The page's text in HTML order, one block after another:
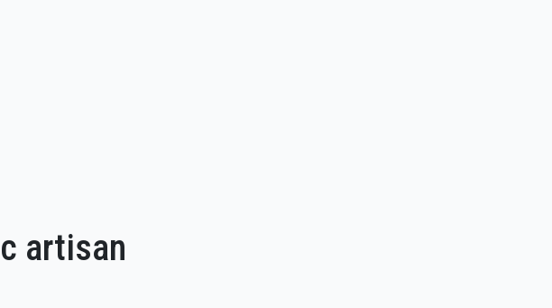
artisan